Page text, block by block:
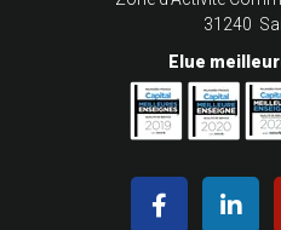
31240
Elue